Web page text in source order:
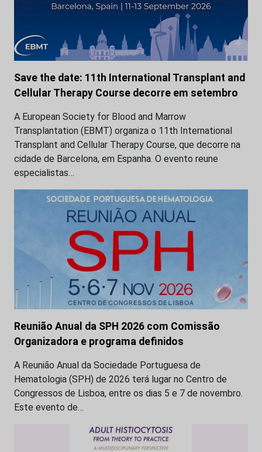
Save the date: 11th International Transplant and
Cellular Therapy Course decorre em setembro
A European Society for Blood and Marrow
Transplantation (EBMT) organiza o 11th International
Transplant and Cellular Therapy Course, que decorre na
cidade de Barcelona, em Espanha. O evento reune
especialistas…
Reunião Anual da SPH 2026 com Comissão
Organizadora e programa definidos
A Reunião Anual da Sociedade Portuguesa de
Hematologia (SPH) de 2026 terá lugar no Centro de
Congressos de Lisboa, entre os dias 5 e 7 de novembro.
Este evento de…